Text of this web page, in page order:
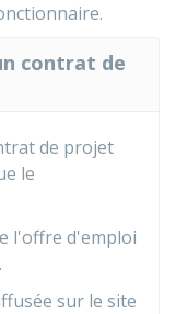
contrat de
de projet
le
l'offre d'emploi
.
sur le site